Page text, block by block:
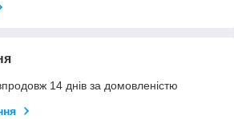
14 днів за домовленістю